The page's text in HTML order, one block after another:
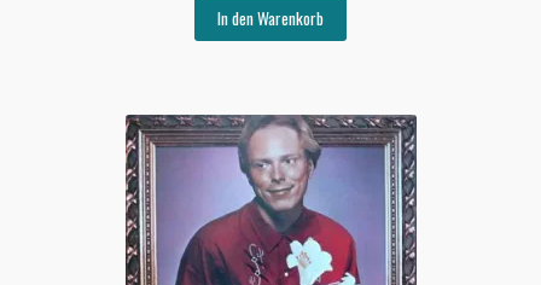
war:
€3,00
ist:
€2,00.
In den Warenkorb